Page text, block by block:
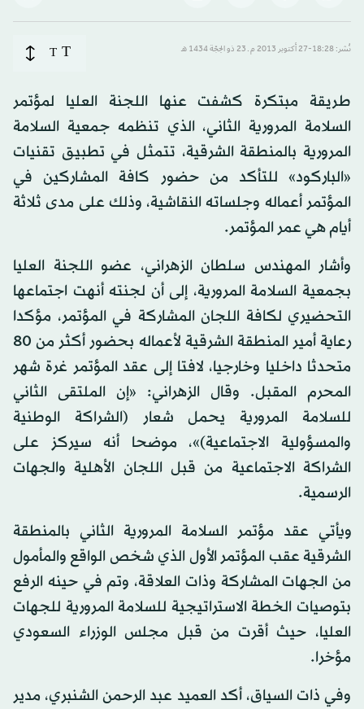
نُشر: 18:28-27 أكتوبر 2013 م ـ 23 ذو الحِجّة 1434 هـ T
T
طريقة مبتكرة كشفت عنها اللجنة العليا لمؤتمر
السلامة المرورية الثاني، الذي تنظمه جمعية السلامة
المرورية بالمنطقة الشرقية، تتمثل في تطبيق تقنيات
«الباركود» للتأكد من حضور كافة المشاركين في
المؤتمر أعماله وجلساته النقاشية، وذلك على مدى ثلاثة
أيام هي عمر المؤتمر.
وأشار المهندس سلطان الزهراني، عضو اللجنة العليا
بجمعية السلامة المرورية، إلى أن لجنته أنهت اجتماعها
التحضيري لكافة اللجان المشاركة في المؤتمر، مؤكدا
رعاية أمير المنطقة الشرقية لأعماله بحضور أكثر من 80
متحدثا داخليا وخارجيا، لافتا إلى عقد المؤتمر غرة شهر
المحرم المقبل. وقال الزهراني: «إن الملتقى الثاني
للسلامة المرورية يحمل شعار (الشراكة الوطنية
والمسؤولية الاجتماعية)»، موضحا أنه سيركز على
الشراكة الاجتماعية من قبل اللجان الأهلية والجهات
الرسمية.
ويأتي عقد مؤتمر السلامة المرورية الثاني بالمنطقة
الشرقية عقب المؤتمر الأول الذي شخص الواقع والمأمول
من الجهات المشاركة وذات العلاقة، وتم في حينه الرفع
بتوصيات الخطة الاستراتيجية للسلامة المرورية للجهات
العليا، حيث أقرت من قبل مجلس الوزراء السعودي
مؤخرا.
وفي ذات السياق، أكد العميد عبد الرحمن الشنبري، مدير